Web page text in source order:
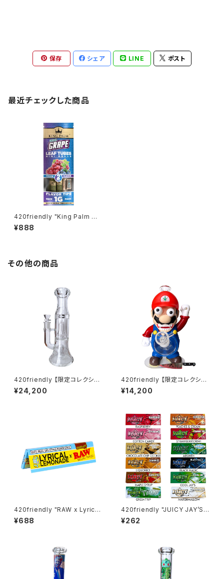
保存 シェア LINE ポスト
最近チェックした商品
420friendly "King Palm Wr
ap" キングパーム Leaf pre ro
lls 詰めるだけで楽しめる 420
¥888
その他の商品
420friendly 【限定コレクショ
ン】EG Glass - Double Perc
Glass Bong / ガラスボング (2
¥24,200
420friendly 【限定コレクショ
ン】Killer Plumber Resin & G
lass Bong / キラープラマー ボ
¥14,200
420friendly "RAW x Lyrica
l" レモネードペーパー Lemon
ade Papers / 420shibuya
¥688
420friendly "JUICY JAY’S"
フレーバーペーパー（1¼サイズ
／ 32枚入り）
¥262